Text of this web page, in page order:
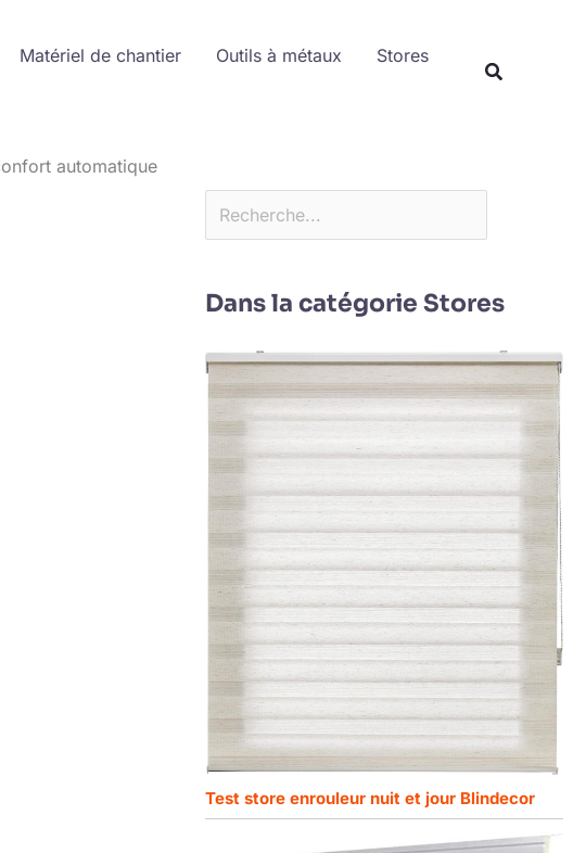
Matériel de chantier Outils à métaux
Stores
automatique
Dans la catégorie Stores
Test store enrouleur nuit et jour Blindecor